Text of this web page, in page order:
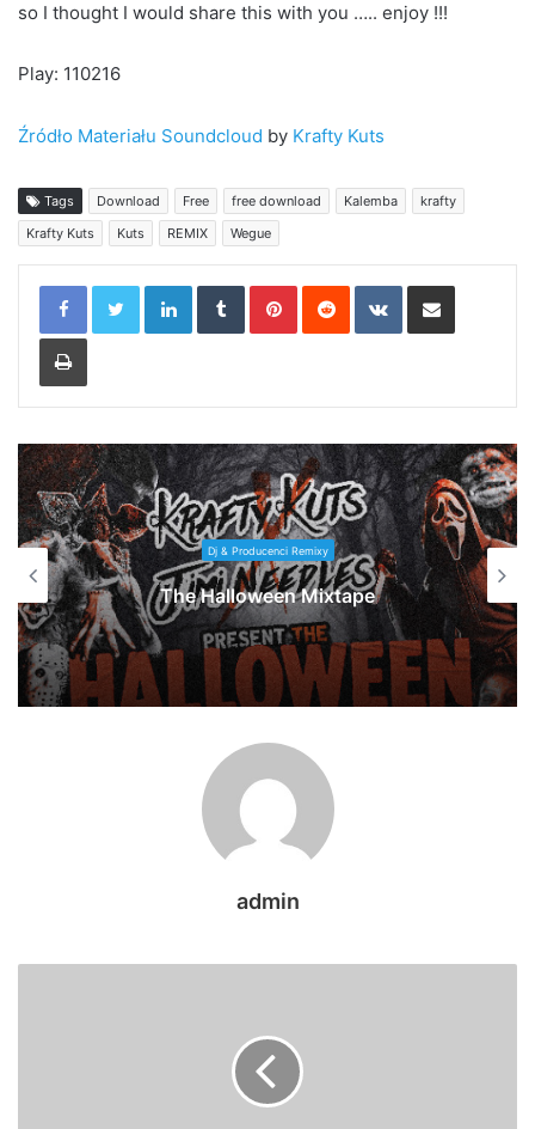
so I thought I would share this with you ….. enjoy !!!
Play: 110216
Źródło Materiału Soundcloud by Krafty Kuts
Tags Download Free free download Kalemba
krafty
Krafty Kuts
Kuts REMIX Wegue
LinkedInTumblrPinterestReddit VKontakteShare via Email
Print
Dj & Producenci Remixy
The Halloween Mixtape
admin